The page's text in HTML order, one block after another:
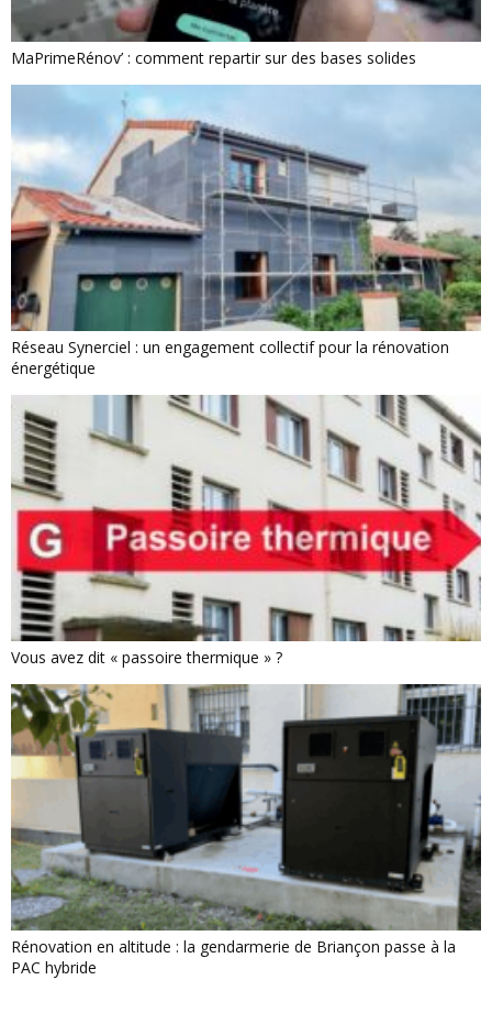
MaPrimeRénov’ : comment repartir sur des bases solides
Réseau Synerciel : un engagement collectif pour la rénovation
énergétique
Vous avez dit « passoire thermique » ?
Rénovation en altitude : la gendarmerie de Briançon passe à la
PAC hybride